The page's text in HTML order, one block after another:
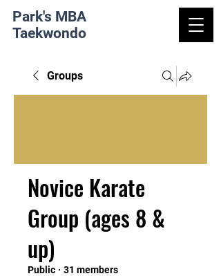
Park's MBA
Taekwondo
Groups
Novice Karate
Group (ages 8 &
up)
Public · 31 members